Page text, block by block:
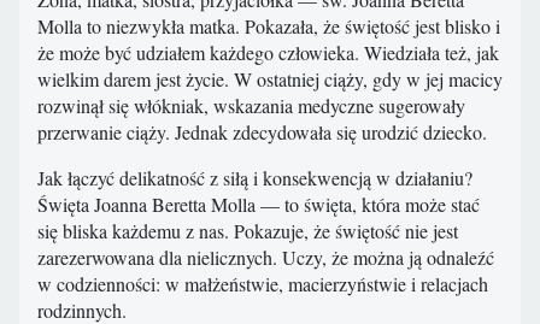
Molla to niezwykła matka. Pokazała, że świętość jest blisko i
że może być udziałem każdego człowieka. Wiedziała też, jak
wielkim darem jest życie. W ostatniej ciąży, gdy w jej macicy
rozwinął się włókniak, wskazania medyczne sugerowały
przerwanie ciąży. Jednak zdecydowała się urodzić dziecko.
Jak łączyć delikatność z siłą i konsekwencją w działaniu?
Święta Joanna Beretta Molla — to święta, która może stać
się bliska każdemu z nas. Pokazuje, że świętość nie jest
zarezerwowana dla nielicznych. Uczy, że można ją odnaleźć
w codzienności: w małżeństwie, macierzyństwie i relacjach
rodzinnych.